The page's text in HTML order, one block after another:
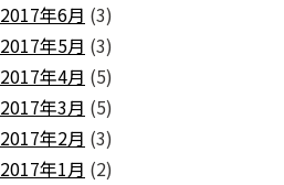
2017年6月 (3)
2017年5月 (3)
2017年4月 (5)
2017年3月 (5)
2017年2月 (3)
2017年1月 (2)